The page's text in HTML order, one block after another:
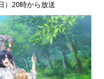
）20時から放送